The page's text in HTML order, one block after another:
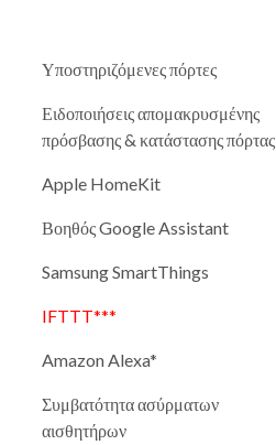
Υποστηριζόμενες πόρτες
Ειδοποιήσεις απομακρυσμένης
πρόσβασης & κατάστασης πόρτας
Apple HomeKit
Βοηθός Google Assistant
Samsung SmartThings
IFTTT***
Amazon Alexa*
Συμβατότητα ασύρματων
αισθητήρων